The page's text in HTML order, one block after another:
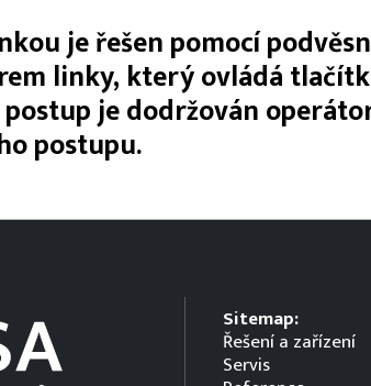
je řešen pomocí
linky, který ovládá
je dodržován
postupu.
Sitemap:
Řešení a zařízení
Servis